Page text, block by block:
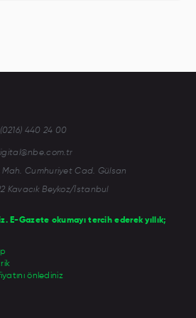
E-Gazete okumayı tercih ederek yıllık;
önlediniz
(0216) 440 24 00
Mah. Cumhuriyet Cad. Gülsan
Kavacık Beykoz/İstanbul